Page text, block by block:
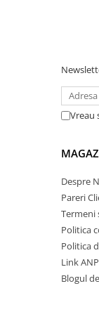
Agenda copii
Ghiozdan baieti
Ghiozdan fete
Sacose si Genti
Umbrela copii
Vreau
Despre
Pareri
Termeni
Politica
Politica
Link
Blogul